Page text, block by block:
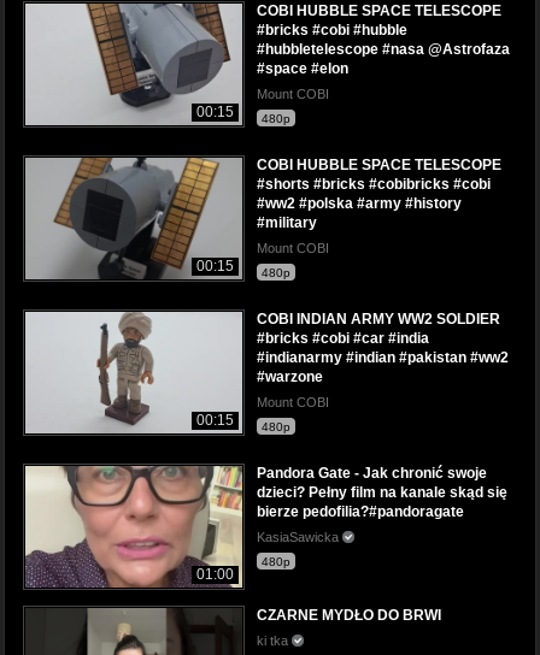
00:15
COBI HUBBLE SPACE TELESCOPE
#bricks #cobi #hubble
#hubbletelescope #nasa @Astrofaza
#space #elon
Mount COBI
480p
00:15
COBI HUBBLE SPACE TELESCOPE
#shorts #bricks #cobibricks #cobi
#ww2 #polska #army #history
#military
Mount COBI
480p
00:15
COBI INDIAN ARMY WW2 SOLDIER
#bricks #cobi #car #india
#indianarmy #indian #pakistan #ww2
#warzone
Mount COBI
480p
01:00
Pandora Gate - Jak chronić swoje
dzieci? Pełny film na kanale skąd się
bierze pedofilia?#pandoragate
KasiaSawicka
480p
CZARNE MYDŁO DO BRWI
ki tka